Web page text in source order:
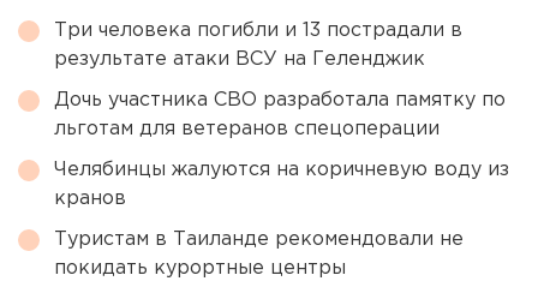
Три человека погибли и 13 пострадали в
результате атаки ВСУ на Геленджик
Дочь участника СВО разработала памятку по
льготам для ветеранов спецоперации
Челябинцы жалуются на коричневую воду из
кранов
Туристам в Таиланде рекомендовали не
покидать курортные центры